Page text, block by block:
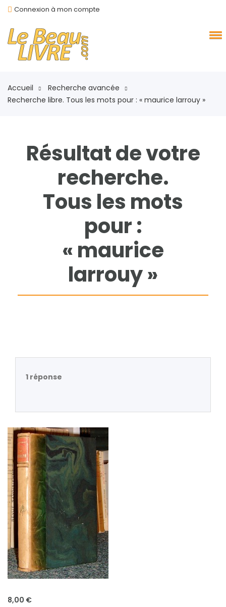
Connexion à mon compte
Accueil
Recherche avancée
Recherche libre. Tous les mots pour : « maurice larrouy »
Résultat de votre
recherche.
Tous les mots
pour :
« maurice
larrouy »
1 réponse
8,00 €